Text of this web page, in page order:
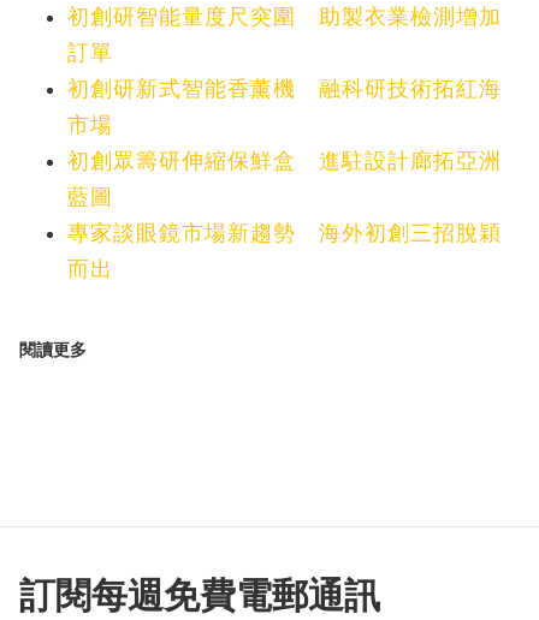
初創研智能量度尺突圍 助製衣業檢測增加
訂單
初創研新式智能香薰機 融科研技術拓紅海
市場
初創眾籌研伸縮保鮮盒 進駐設計廊拓亞洲
藍圖
專家談眼鏡市場新趨勢 海外初創三招脫穎
而出
閱讀更多
訂閱每週免費電郵通訊